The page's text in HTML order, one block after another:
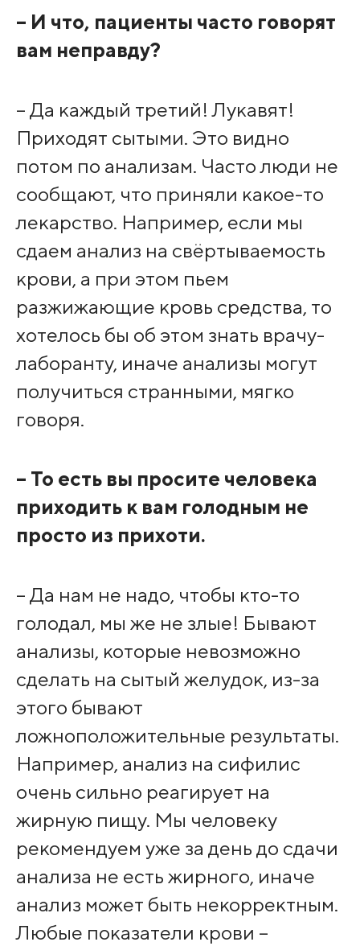
– И что, пациенты часто говорят
вам неправду?
– Да каждый третий! Лукавят!
Приходят сытыми. Это видно
потом по анализам. Часто люди не
сообщают, что приняли какое-то
лекарство. Например, если мы
сдаем анализ на свёртываемость
крови, а при этом пьем
разжижающие кровь средства, то
хотелось бы об этом знать врачу-
лаборанту, иначе анализы могут
получиться странными, мягко
говоря.
– То есть вы просите человека
приходить к вам голодным не
просто из прихоти.
– Да нам не надо, чтобы кто-то
голодал, мы же не злые! Бывают
анализы, которые невозможно
сделать на сытый желудок, из-за
этого бывают
ложноположительные результаты.
Например, анализ на сифилис
очень сильно реагирует на
жирную пищу. Мы человеку
рекомендуем уже за день до сдачи
анализа не есть жирного, иначе
анализ может быть некорректным.
Любые показатели крови –